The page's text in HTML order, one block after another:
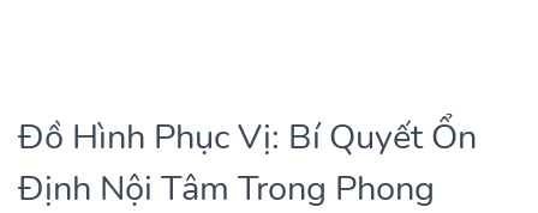
Đồ Hình Phục Vị: Bí Quyết Ổn
Định Nội Tâm Trong Phong